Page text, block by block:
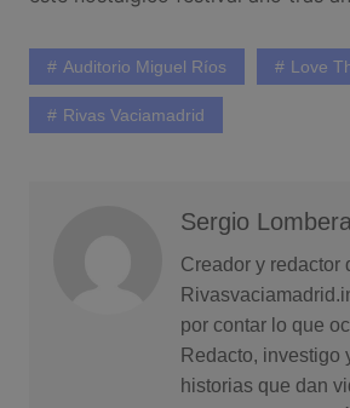
Auditorio Miguel Ríos Love
Rivas Vaciamadrid
Sergio Lombera
Creador y redactor
por contar lo que
Redacto, investigo
historias que dan